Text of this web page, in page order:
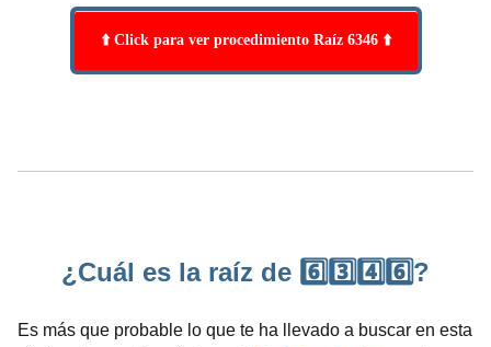
⬆️ Click para ver procedimiento Raíz 6346 ⬆️
¿Cuál es la raíz de 6️⃣3️⃣4️⃣6️⃣?
Es más que probable lo que te ha llevado a buscar en esta